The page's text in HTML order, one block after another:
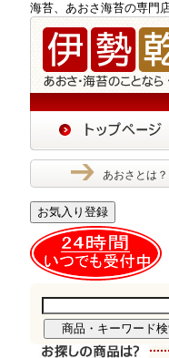
海苔、あおさ海苔の専門
あおさとは？
お気入り登録